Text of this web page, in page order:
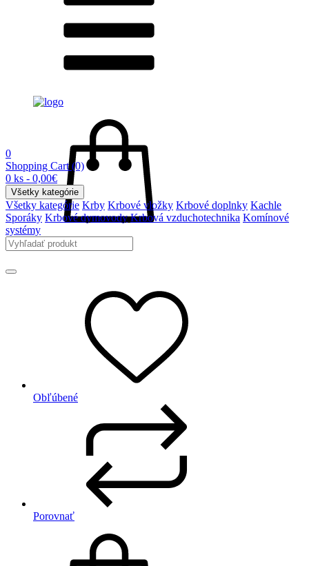
0
Shopping Cart (0)
0 ks - 0,00€
Všetky kategórie
Všetky kategórie Krby Krbové vložky Krbové doplnky Kachle
Sporáky Krbové dymovody Krbová vzduchotechnika Komínové
systémy
Obľúbené
Porovnať